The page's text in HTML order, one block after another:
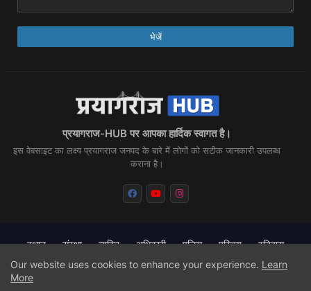
प्रयागराज-HUB पर आपका हार्दिक स्वागत है।
इस वेबसाइट का लक्ष्य प्रयागराज जनपद के बारे में लोगों को सटीक जानकारी उपलब्ध
कराना है।
स्थान संस्था व्यक्ति अधिकारी पुलिस परिचय
इतिहास
संस्कृति
आस-पास खेल खान-पान मौसम
वीडियो
Our website uses cookies to enhance your experience. Learn
More